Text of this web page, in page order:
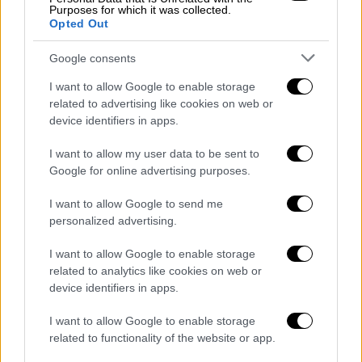
Purposes for which it was collected.
Opted Out
Google consents
I want to allow Google to enable storage
related to advertising like cookies on web or
device identifiers in apps.
I want to allow my user data to be sent to
Google for online advertising purposes.
I want to allow Google to send me
personalized advertising.
I want to allow Google to enable storage
related to analytics like cookies on web or
device identifiers in apps.
I want to allow Google to enable storage
related to functionality of the website or app.
εξακολούθηση τα παιδιά του και τη μητέρα
. Επιπλέον, ο 46χρονος
μεταξύ συγγενών, πορνογραφία, πρόκληση
ενδοοικογενειακών σωματικών βλαβών και
βίας και παράνομη οπλοφορία-οπλοχρησία,
ενώ αθωώθηκε για το αδίκημα της
παράνομης οπλοκατοχής.
35χρονη μητέραείχε κατηγορηθεί και αυτή
για τη σεξουαλική κακοποίηση των παιδιών
, ωστόσο το δικαστήριο, κατά
πλειοψηφία 5-2, έκρινε αθώα την μητέρα των
αδίκου, λόγω συνδρομής σημαντικού